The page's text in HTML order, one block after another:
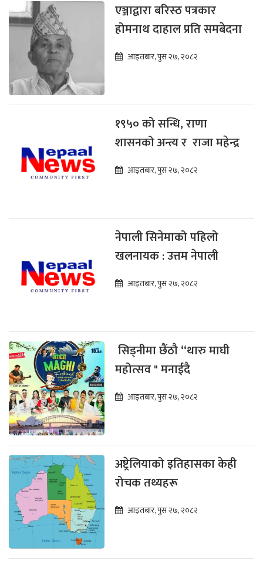
एञ्जाद्वारा बरिस्ठ पत्रकार
होमनाथ दाहाल प्रति समबेदना
आइतबार, पुस २७, २०८२
१९५० को सन्धि, राणा
शासनको अन्त्य र राजा महेन्द्र
आइतबार, पुस २७, २०८२
नेपाली सिनेमाको पहिलो
खलनायक : उत्तम नेपाली
आइतबार, पुस २७, २०८२
सिड्नीमा छैंठौ “थारु माघी
महोत्सव " मनाईदै
आइतबार, पुस २७, २०८२
अष्ट्रेलियाको इतिहासका केही
रोचक तथ्यहरू
आइतबार, पुस २७, २०८२